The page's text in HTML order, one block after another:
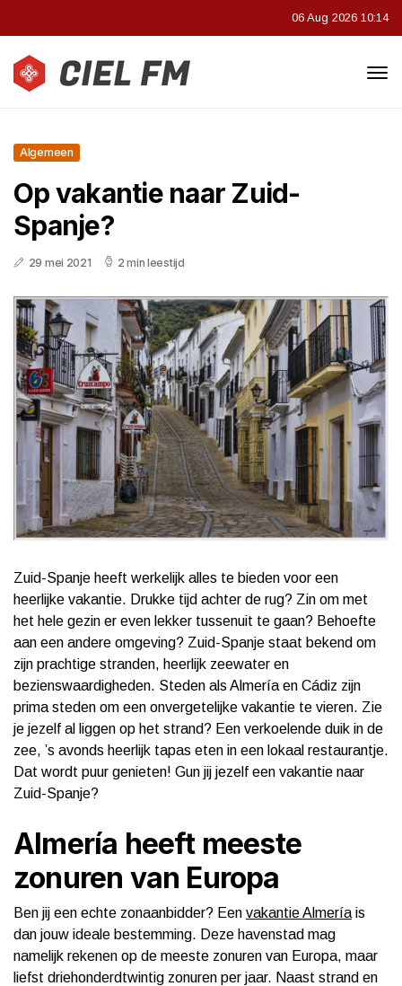
06 Aug 2026 10:14
Algemeen
Op vakantie naar Zuid-
Spanje?
29 mei 2021 2 min leestijd
Zuid-Spanje heeft werkelijk alles te bieden voor een
heerlijke vakantie. Drukke tijd achter de rug? Zin om met
het hele gezin er even lekker tussenuit te gaan? Behoefte
aan een andere omgeving? Zuid-Spanje staat bekend om
zijn prachtige stranden, heerlijk zeewater en
bezienswaardigheden. Steden als Almería en Cádiz zijn
prima steden om een onvergetelijke vakantie te vieren. Zie
je jezelf al liggen op het strand? Een verkoelende duik in de
zee, ’s avonds heerlijk tapas eten in een lokaal restaurantje.
Dat wordt puur genieten! Gun jij jezelf een vakantie naar
Zuid-Spanje?
Almería heeft meeste
zonuren van Europa
Ben jij een echte zonaanbidder? Een vakantie Almería is
dan jouw ideale bestemming. Deze havenstad mag
namelijk rekenen op de meeste zonuren van Europa, maar
liefst driehonderdtwintig zonuren per jaar. Naast strand en